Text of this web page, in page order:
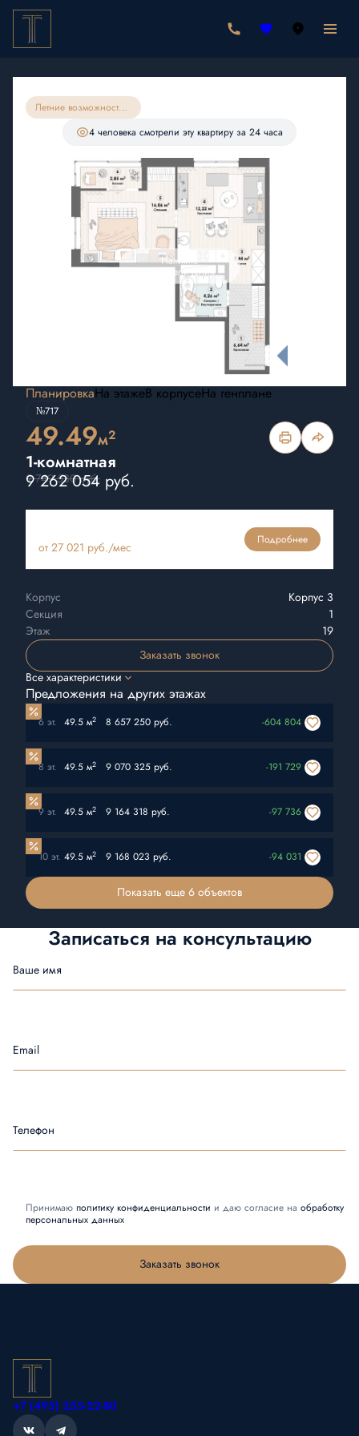
1-комнатная 9 749 530 руб.
9 262 054 руб.
Ипотека
Летние возможности на квартиры 49м96
4 человекa смотрели эту квартиру за 24 часа
Нажмите
для увеличения
ПланировкаНа этажеВ корпусеНа генплане
№717
49.49м2
1-комнатная
9 749 530 руб.
9 262 054 руб.
от 27 021 руб./мес
Подробнее
Корпус
Корпус 3
Секция
1
Этаж
19
Заказать звонок
Все характеристики
Предложения на других этажах
6 эт. 49.5 м2 8 657 250 руб. -604 804
8 эт. 49.5 м2 9 070 325 руб. -191 729
9 эт. 49.5 м2 9 164 318 руб. -97 736
10 эт. 49.5 м2 9 168 023 руб. -94 031
Показать еще 6 объектов
Записаться на консультацию
Ваше имя
Email
Телефон
Принимаю политику конфиденциальности и даю согласие на обработку
персональных данных
Заказать звонок
+7 (495) 255-22-80